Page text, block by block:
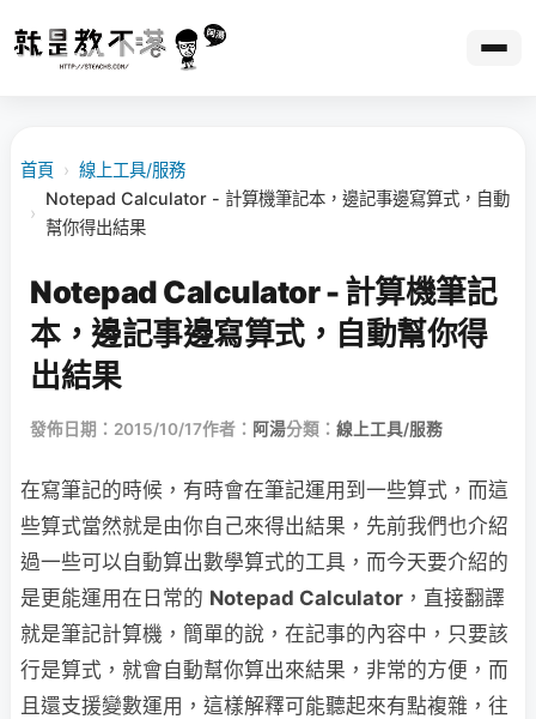
首頁 › 線上工具/服務
›
Notepad Calculator - 計算機筆記本，邊記事邊寫算式，自動
幫你得出結果
Notepad Calculator - 計算機筆記
本，邊記事邊寫算式，自動幫你得
出結果
發佈日期：2015/10/17作者： 阿湯分類： 線上工具/服務
在寫筆記的時候，有時會在筆記運用到一些算式，而這
些算式當然就是由你自己來得出結果，先前我們也介紹
過一些可以自動算出數學算式的工具，而今天要介紹的
是更能運用在日常的 Notepad Calculator ，直接翻譯
就是筆記計算機，簡單的說，在記事的內容中，只要該
行是算式，就會自動幫你算出來結果，非常的方便，而
且還支援變數運用，這樣解釋可能聽起來有點複雜，往